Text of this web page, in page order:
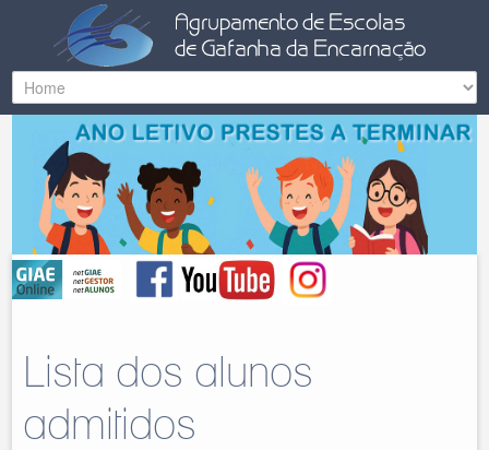
Lista dos alunos
admitidos